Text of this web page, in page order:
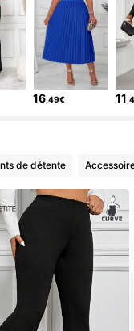
16,49€ 11
de détente